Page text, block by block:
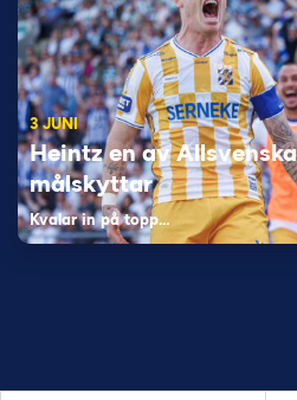
3 JUNI
Heintz en av
målskyttar
Kvalar in på topp…